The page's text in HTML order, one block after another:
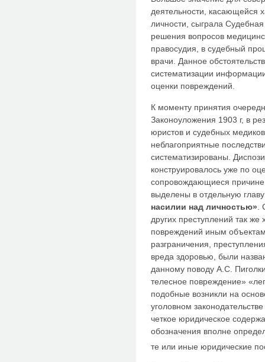
деятельности, касающейся
личности, сыграла
решения вопросов
правосудия, в судебный
врачи. Данное
систематизации
оценки повреждений.
К моменту принятия
Законоуложения 1903 г, в
юристов и судебных
неблагоприятные
систематизированы.
конструировалось уже по
сопровождающиеся
выделены в отдельную
насилии над личностью»
других преступлений так
повреждений иным
разграничения,
вреда здоровью, были
данному поводу А.С.
телесное повреждение»
подобные возникли на
уголовном
четкое юридическое
обозначения вполне
те или иные юридические